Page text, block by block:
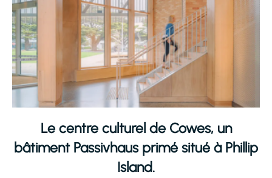
Le centre culturel de Cowes, un
bâtiment Passivhaus primé situé à Phillip
Island.